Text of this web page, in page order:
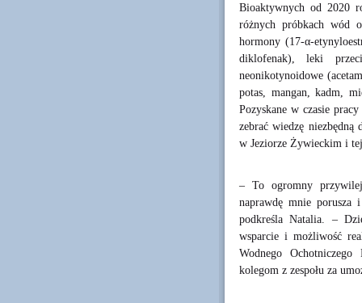
Bioaktywnych od 2020
różnych próbkach wód
hormony (17-α-
diklofenak), leki
neonikotynoidowe
potas, mangan, kadm,
Pozyskane w czasie
zebrać wiedzę niezbędną
w Jeziorze Żywieckim i
– To ogromny przywilej
naprawdę mnie
podkreśla Natalia. –
wsparcie i możliwość
Wodnego
kolegom z zespołu za